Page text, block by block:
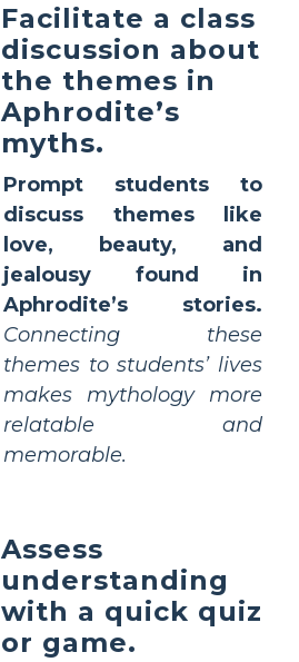
Facilitate a class
discussion about
the themes in
Aphrodite’s
myths.
Prompt students to
discuss themes like
love, beauty, and
jealousy found in
Aphrodite’s stories.
Connecting these
themes to students’ lives
makes mythology more
relatable and
memorable.
Assess
understanding
with a quick quiz
or game.